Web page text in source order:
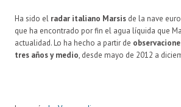
Ha sido el radar italiano Marsis de la nave
que ha encontrado por fin el agua líquida que
actualidad. Lo ha hecho a partir de
tres años y medio, desde mayo de 2012 a